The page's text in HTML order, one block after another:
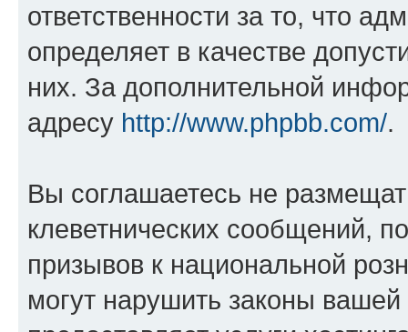
ответственности за то, что
определяет в качестве
них. За дополнительной
адресу http://www.phpbb.com/.
Вы соглашаетесь не
клеветнических сообщений,
призывов к национальной
могут нарушить законы